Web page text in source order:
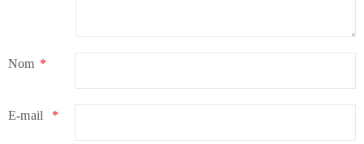
Nom *
E-mail *